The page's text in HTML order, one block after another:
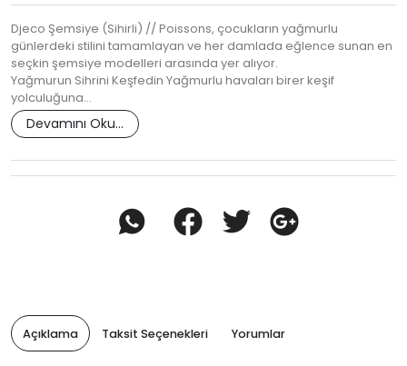
Djeco Şemsiye (Sihirli) // Poissons, çocukların yağmurlu
günlerdeki stilini tamamlayan ve her damlada eğlence sunan en
seçkin şemsiye modelleri arasında yer alıyor.
Yağmurun Sihrini Keşfedin Yağmurlu havaları birer keşif
yolculuğuna…
Devamını Oku...
Açıklama Taksit Seçenekleri Yorumlar